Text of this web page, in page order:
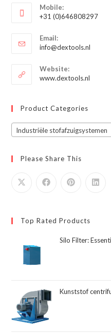
in
je
toepassing
Mobile:
+31 (0)646808297
in
je
toepassing
Email:
info@dextools.nl
Website:
www.dextools.nl
Product Categories
Industriële stofafzuigsystemen
Please Share This
Top Rated Products
Silo Filter:
Kunststof